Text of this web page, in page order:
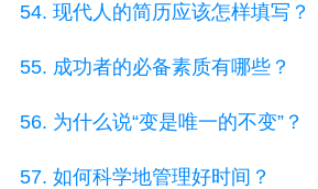
54. 现代人的简历应该怎样填写？
55. 成功者的必备素质有哪些？
56. 为什么说“变是唯一的不变”？
57. 如何科学地管理好时间？